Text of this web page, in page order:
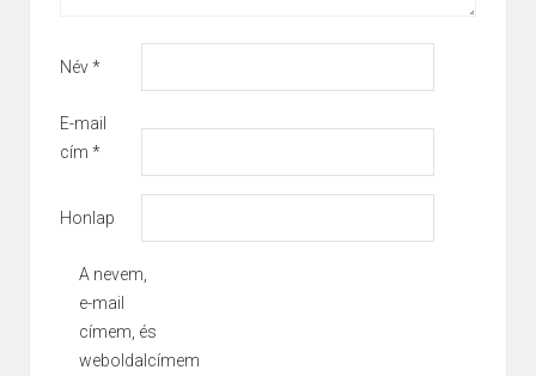
Név*
E-mail
cím *
Honlap
A nevem,
e-mail
címem, és
weboldalcímem